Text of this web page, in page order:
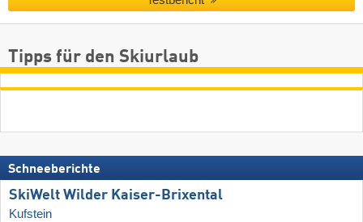
Tipps für den Skiurlaub
Schneeberichte
SkiWelt Wilder Kaiser-Brixental
Kufstein